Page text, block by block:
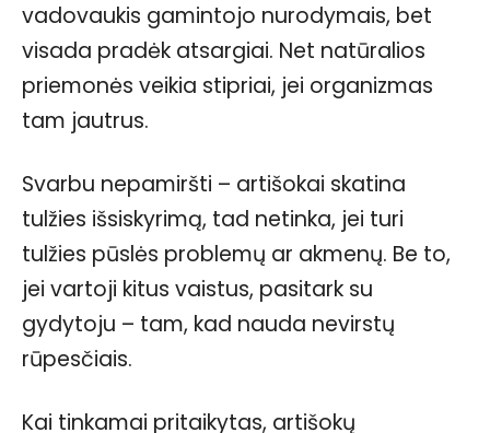
vadovaukis gamintojo nurodymais, bet
visada pradėk atsargiai. Net natūralios
priemonės veikia stipriai, jei organizmas
tam jautrus.
Svarbu nepamiršti – artišokai skatina
tulžies išsiskyrimą, tad netinka, jei turi
tulžies pūslės problemų ar akmenų. Be to,
jei vartoji kitus vaistus, pasitark su
gydytoju – tam, kad nauda nevirstų
rūpesčiais.
Kai tinkamai pritaikytas, artišokų